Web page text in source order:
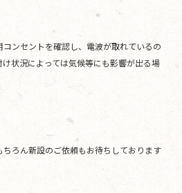
ンセントを確認し、電波が取れているの
状況によっては気候等にも影響が出る場
ろん新設のご依頼もお待ちしております